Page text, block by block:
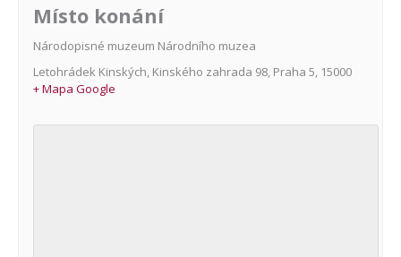
Místo konání
Národopisné muzeum Národního muzea
Letohrádek Kinských, Kinského zahrada 98, Praha 5, 15000
+ Mapa Google